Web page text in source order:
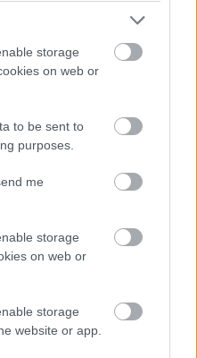
storage
on web or
to be sent to
purposes.
me
storage
on web or
storage
website or app.
annyi, mint amennyit a
az árak várhatóan
Celeron N4100-as, 4-
4 GB RAM-mal és 32
as IPS-kijelzőt fém házba
az Ethernet csatlakozó, a